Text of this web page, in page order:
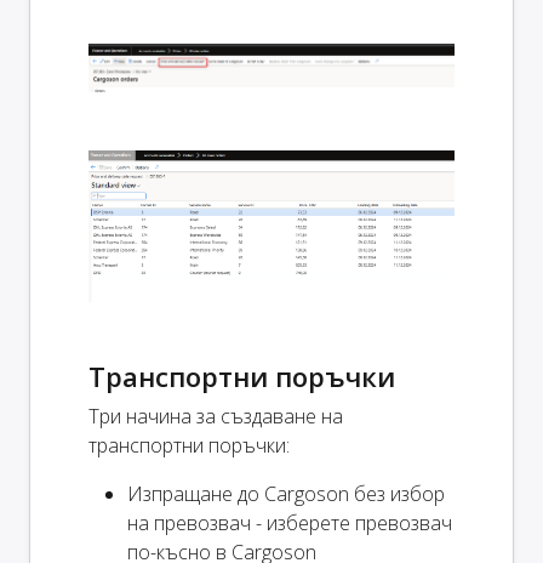
Транспортни поръчки
Три начина за създаване на
транспортни поръчки:
Изпращане до Cargoson без избор
на превозвач - изберете превозвач
по-късно в Cargoson